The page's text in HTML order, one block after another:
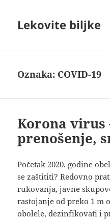
Lekovite biljke
Oznaka: COVID-19
Korona virus
prenošenje,
Početak 2020. godine
se zaštititi? Redovno
rukovanja, javne
rastojanje od preko 1 m
obolele, dezinfikovati i